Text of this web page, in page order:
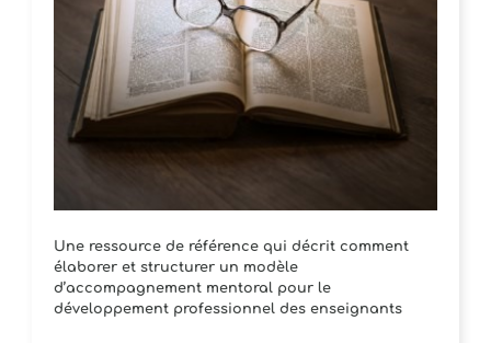
Une ressource de référence qui décrit comment
élaborer et structurer un modèle
d’accompagnement mentoral pour le
développement professionnel des enseignants